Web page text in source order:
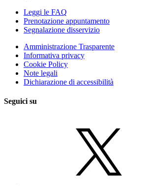
Leggi le FAQ
Prenotazione appuntamento
Segnalazione disservizio
Amministrazione Trasparente
Informativa privacy
Cookie Policy
Note legali
Dichiarazione di accessibilità
Seguici su